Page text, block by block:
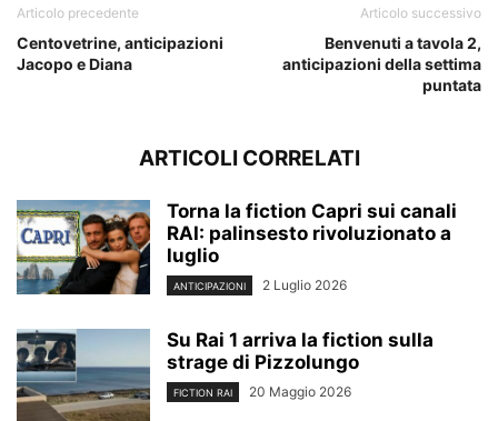
Articolo precedente
Centovetrine, anticipazioni
Jacopo e Diana
Articolo successivo
Benvenuti a tavola 2,
anticipazioni della settima
puntata
ARTICOLI CORRELATI
Torna la fiction Capri sui canali
RAI: palinsesto rivoluzionato a
luglio
ANTICIPAZIONI 2 Luglio 2026
Su Rai 1 arriva la fiction sulla
strage di Pizzolungo
FICTION RAI 20 Maggio 2026